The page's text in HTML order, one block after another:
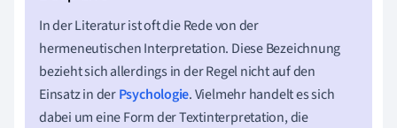
In der Literatur ist oft die Rede von der
hermeneutischen Interpretation. Diese Bezeichnung
bezieht sich allerdings in der Regel nicht auf den
Einsatz in derPsychologie. Vielmehr handelt es sich
dabei um eine Form der Textinterpretation, die